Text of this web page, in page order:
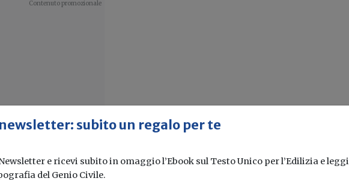
subito un regalo per te
e ricevi subito in omaggio l’Ebook sul Testo Unico per l’Edilizia e leggi
del Genio Civile.